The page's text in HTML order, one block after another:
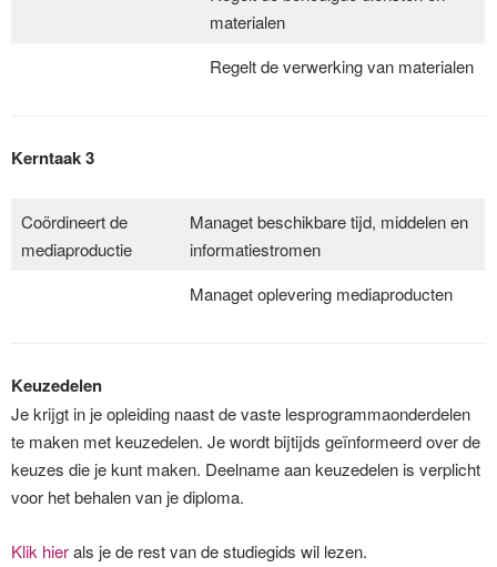
materialen
Regelt de verwerking van materialen
Kerntaak 3
Coördineert de
mediaproductie
Managet beschikbare tijd, middelen en
informatiestromen
Managet oplevering mediaproducten
Keuzedelen
Je krijgt in je opleiding naast de vaste lesprogrammaonderdelen
te maken met keuzedelen. Je wordt bijtijds geïnformeerd over de
keuzes die je kunt maken. Deelname aan keuzedelen is verplicht
voor het behalen van je diploma.
Klik hierals je de rest van de studiegids wil lezen.